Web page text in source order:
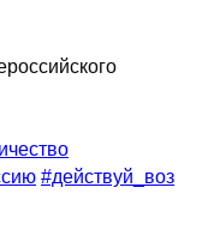
#действуй_воз